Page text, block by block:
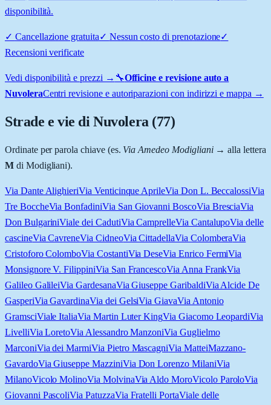
disponibilità.
✓ Cancellazione gratuita✓ Nessun costo di prenotazione✓
Recensioni verificate
Vedi disponibilità e prezzi → 🔧Officine e revisione auto a
NuvoleraCentri revisione e autoriparazioni con indirizzi e mappa →
Strade e vie diNuvolera (77)
Ordinate per parola chiave (es. Via Amedeo Modigliani→ alla lettera
Mdi Modigliani).
Via Dante AlighieriVia Venticinque AprileVia Don L. BeccalossiVia
Tre BoccheVia BonfadiniVia San Giovanni BoscoVia BresciaVia
Don BulgariniViale dei CadutiVia CamprelleVia CantalupoVia delle
cascineVia CavreneVia CidneoVia CittadellaVia ColomberaVia
Cristoforo ColomboVia CostantiVia DeseVia Enrico FermiVia
Monsignore V. FilippiniVia San FrancescoVia Anna FrankVia
Galileo GalileiVia GardesanaVia Giuseppe GaribaldiVia Alcide De
GasperiVia GavardinaVia dei GelsiVia GiavaVia Antonio
GramsciViale ItaliaVia Martin Luter KingVia Giacomo LeopardiVia
LivelliVia LoretoVia Alessandro ManzoniVia Guglielmo
MarconiVia dei MarmiVia Pietro MascagniVia MatteiMazzano-
GavardoVia Giuseppe MazziniVia Don Lorenzo MilaniVia
MilanoVicolo MolinoVia MolvinaVia Aldo MoroVicolo ParoloVia
Giovanni PascoliVia PatuzzaVia Fratelli PortaViale delle